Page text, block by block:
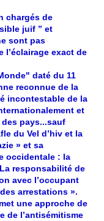
chargés de
juif ” et
sont pas
exact de
daté du 11
reconnue de la
incontestable de la
et
pays...sauf
du Vel d’hiv et la
» et sa
occidentale : la
responsabilité de
avec l’occupant
arrestations ».
une approche de
de l’antisémitisme